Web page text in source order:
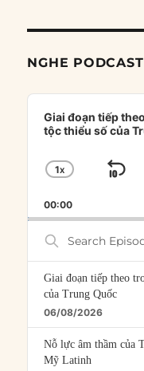
NGHE
Audio
Player
Giai đoạn tiếp
tộc thiểu số của
CHANGE
RATE
1X
00:00
Search
Episodes
Giai đoạn tiếp theo
của Trung Quốc
06/08/2026
Nỗ lực âm thầm của
Mỹ Latinh